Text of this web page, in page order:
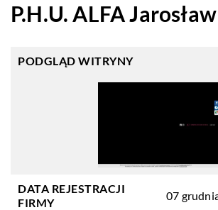
P.H.U. ALFA
PODGLĄD WITRYNY
DATA REJESTRACJI
FIRMY
07